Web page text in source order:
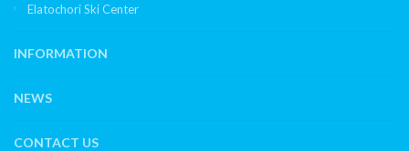
Elatochori Ski Center
INFORMATION
NEWS
CONTACT US